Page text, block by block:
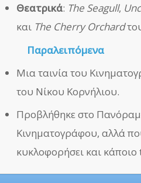
Θεατρικά: The Seagull,
και The Cherry Orchard
Παραλειπόμενα
Μια ταινία του
του Νίκου Κορνήλιου.
Προβλήθηκε στο
Κινηματογράφου, αλλά
κυκλοφορήσει και